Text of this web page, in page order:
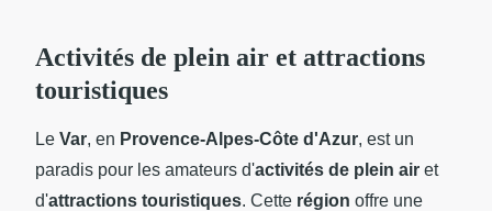
Activités de plein air et attractions
touristiques
Le Var, en Provence-Alpes-Côte d'Azur, est un
paradis pour les amateurs d'activités de plein air et
d'attractions touristiques. Cette région offre une